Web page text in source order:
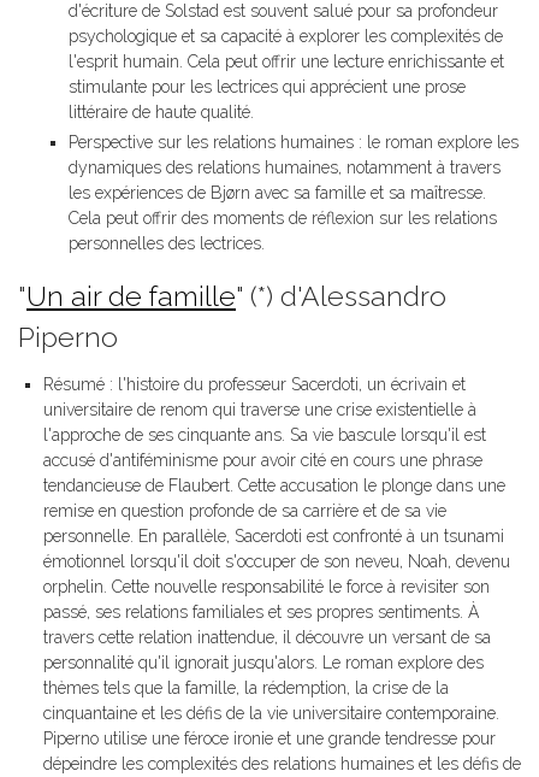
d'écriture de Solstad est souvent salué pour sa profondeur
psychologique et sa capacité à explorer les complexités de
l'esprit humain. Cela peut offrir une lecture enrichissante et
stimulante pour les lectrices qui apprécient une prose
littéraire de haute qualité.
Perspective sur les relations humaines : le roman explore les
dynamiques des relations humaines, notamment à travers
les expériences de Bjørn avec sa famille et sa maîtresse.
Cela peut offrir des moments de réflexion sur les relations
personnelles des lectrices.
"Un air de famille" (*) d'Alessandro
Piperno
Résumé : l'histoire du professeur Sacerdoti, un écrivain et
universitaire de renom qui traverse une crise existentielle à
l'approche de ses cinquante ans. Sa vie bascule lorsqu'il est
accusé d'antiféminisme pour avoir cité en cours une phrase
tendancieuse de Flaubert. Cette accusation le plonge dans une
remise en question profonde de sa carrière et de sa vie
personnelle. En parallèle, Sacerdoti est confronté à un tsunami
émotionnel lorsqu'il doit s'occuper de son neveu, Noah, devenu
orphelin. Cette nouvelle responsabilité le force à revisiter son
passé, ses relations familiales et ses propres sentiments. À
travers cette relation inattendue, il découvre un versant de sa
personnalité qu'il ignorait jusqu'alors. Le roman explore des
thèmes tels que la famille, la rédemption, la crise de la
cinquantaine et les défis de la vie universitaire contemporaine.
Piperno utilise une féroce ironie et une grande tendresse pour
dépeindre les complexités des relations humaines et les défis de